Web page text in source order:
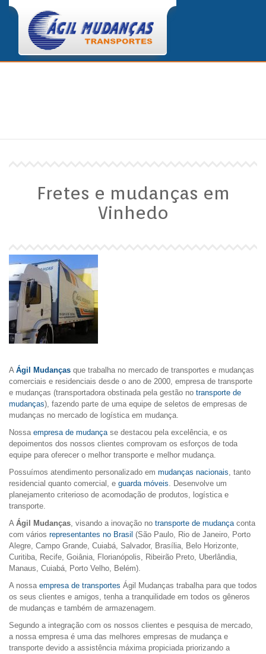
Fretes e mudanças em
Vinhedo
A Ágil Mudanças que trabalha no mercado de transportes e mudanças
comerciais e residenciais desde o ano de 2000, empresa de transporte
e mudanças (transportadora obstinada pela gestão no transporte de
mudanças), fazendo parte de uma equipe de seletos de empresas de
mudanças no mercado de logística em mudança.
Nossa empresa de mudançase destacou pela excelência, e os
depoimentos dos nossos clientes comprovam os esforços de toda
equipe para oferecer o melhor transporte e melhor mudança.
Possuímos atendimento personalizado em mudanças nacionais, tanto
residencial quanto comercial, e guarda móveis. Desenvolve um
planejamento criterioso de acomodação de produtos, logística e
transporte.
A Ágil Mudanças, visando a inovação no transporte de mudançaconta
com vários representantes no Brasil (São Paulo, Rio de Janeiro, Porto
Alegre, Campo Grande, Cuiabá, Salvador, Brasília, Belo Horizonte,
Curitiba, Recife, Goiânia, Florianópolis, Ribeirão Preto, Uberlândia,
Manaus, Cuiabá, Porto Velho, Belém).
A nossa empresa de transportes Ágil Mudanças trabalha para que todos
os seus clientes e amigos, tenha a tranquilidade em todos os gêneros
de mudanças e também de armazenagem.
Segundo a integração com os nossos clientes e pesquisa de mercado,
a nossa empresa é uma das melhores empresas de mudança e
transporte devido a assistência máxima propiciada priorizando a